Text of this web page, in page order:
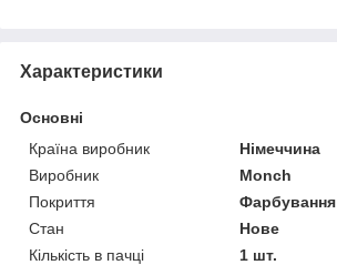
Характеристики
Основні
Країна виробник
Німеччина
Виробник
Monch
Покриття
Фарбування
Стан
Нове
Кількість в пачці
1 шт.